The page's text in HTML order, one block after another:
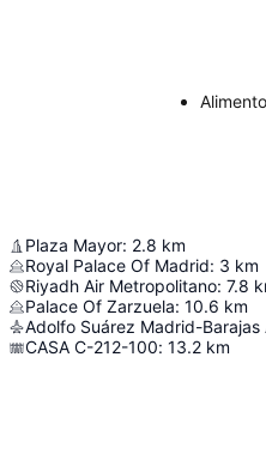
Plaza Mayor: 2.8 km
Royal Palace Of Madrid: 3 km
Riyadh Air Metropolitano: 7.8
Palace Of Zarzuela: 10.6 km
Adolfo Suárez Madrid-Barajas
CASA C-212-100: 13.2 km